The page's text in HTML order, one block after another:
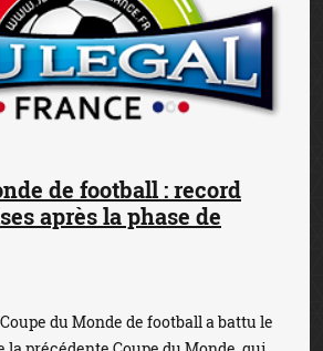
de football : record
après la phase de
du Monde de football a battu le